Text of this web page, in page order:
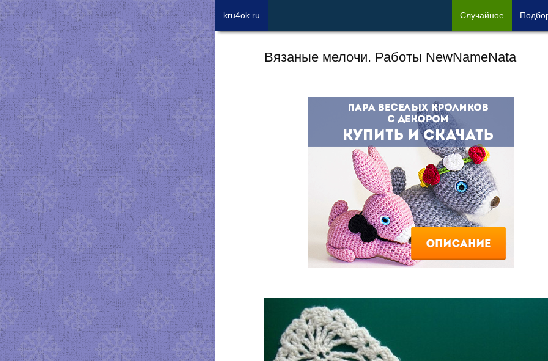
Вязаные мелочи. Работы NewNameNata
kru4ok.ru Случайное Под